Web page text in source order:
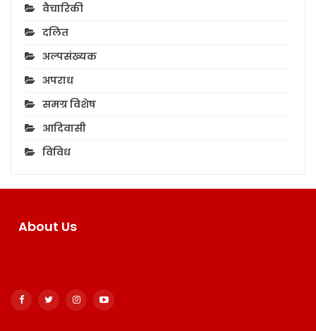
वैचारिकी
दलित
अल्पसंख्यक
अपराध
समग्र विशेष
आदिवासी
विविध
About Us